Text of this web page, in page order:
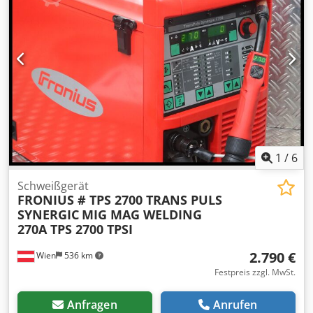
Schutzgas 7 bar 101 psi. Kühlflüssigkeit Original Fronius
Kühlflüssigkeit Maximaler Druck Kühlflüssigkeit 6 bar 87
psi. Schweißbrenner Robacta Drive W/E/6,25m
Schlauchpaket 6,5m Verschiedene Verschleißteile (bspw.
Rohrbögen, Gasdüse, Kontaktstücke) Absaugeinheit mit
Schlauchführung
1 / 6
Wien 536 km
Schweißgerät
FRONIUS # TPS 2700 TRANS PULS
SYNERGIC MIG MAG WELDING
270A TPS 2700 TPSI
2.790 €
Festpreis zzgl. MwSt.
Anfragen Anrufen